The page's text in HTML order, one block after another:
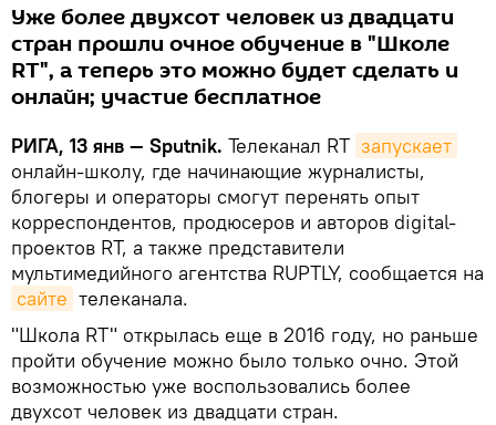
Уже более двухсот человек из двадцати
стран прошли очное обучение в "Школе
RT", а теперь это можно будет сделать и
онлайн; участие бесплатное
РИГА, 13 янв — Sputnik. Телеканал RT запускает
онлайн-школу, где начинающие журналисты,
блогеры и операторы смогут перенять опыт
корреспондентов, продюсеров и авторов digital-
проектов RT, а также представители
мультимедийного агентства RUPTLY, сообщается на
сайте телеканала.
"Школа RT" открылась еще в 2016 году, но раньше
пройти обучение можно было только очно. Этой
возможностью уже воспользовались более
двухсот человек из двадцати стран.